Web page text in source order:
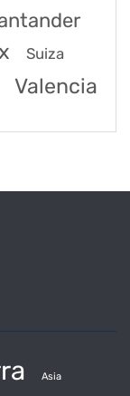
Suiza
Valencia
Asia